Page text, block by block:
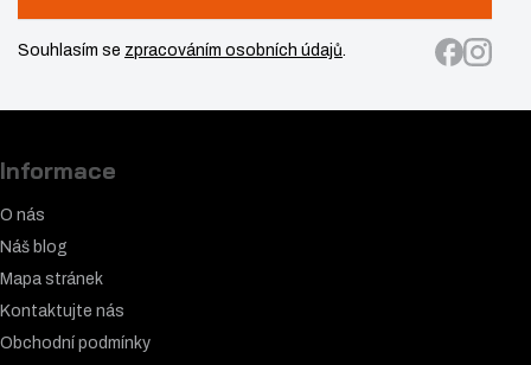
Souhlasím se zpracováním osobních údajů.
Informace
O nás
Náš blog
Mapa stránek
Kontaktujte nás
Obchodní podmínky